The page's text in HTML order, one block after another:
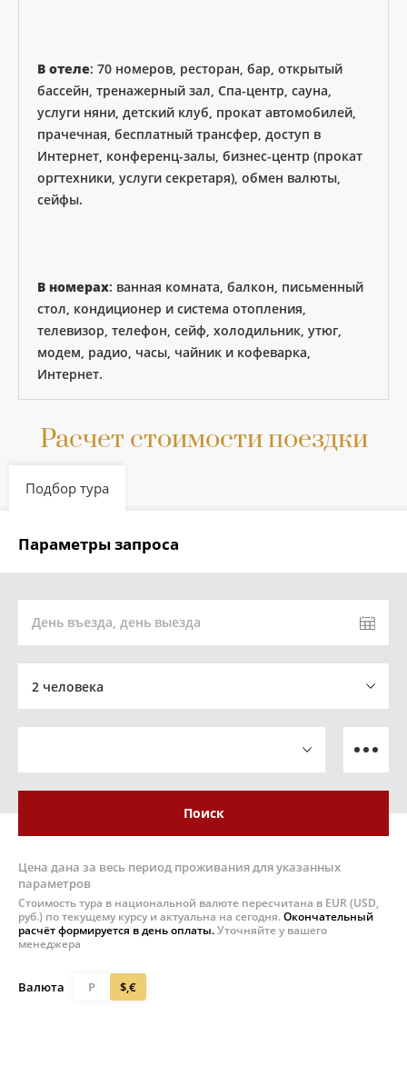
В отеле: 70 номеров, ресторан, бар, открытый
бассейн, тренажерный зал, Спа-центр, сауна,
услуги няни, детский клуб, прокат автомобилей,
прачечная, бесплатный трансфер, доступ в
Интернет, конференц-залы, бизнес-центр (прокат
оргтехники, услуги секретаря), обмен валюты,
сейфы.
В номерах: ванная комната, балкон, письменный
стол, кондиционер и система отопления,
телевизор, телефон, сейф, холодильник, утюг,
модем, радио, часы, чайник и кофеварка,
Интернет.
Расчет стоимости поездки
Подбор тура
Параметры запроса
День въезда, день выезда
2 человека
Поиск
Цена дана за весь период проживания для указанных
параметров
Стоимость тура в национальной валюте пересчитана в EUR (USD,
руб.) по текущему курсу и актуальна на сегодня.Окончательный
расчёт формируется в день оплаты.Уточняйте у вашего
менеджера
Валюта Р $,€